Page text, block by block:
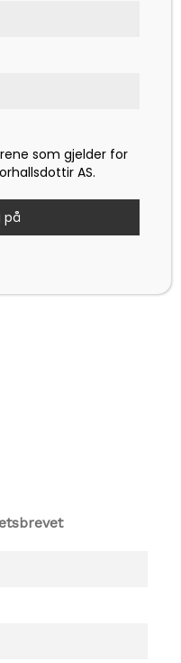
inspirator,
sorg, kjærlighet,
livet som vi
som gjelder for
AS.
på